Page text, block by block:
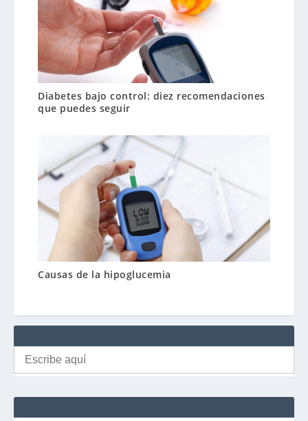
Diabetes bajo control: diez recomendaciones
que puedes seguir
Causas de la hipoglucemia